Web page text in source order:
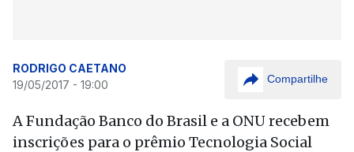
RODRIGO CAETANO
19/05/2017 - 19:00
Compartilhe
A Fundação Banco do Brasil e a ONU recebem
inscrições para o prêmio Tecnologia Social